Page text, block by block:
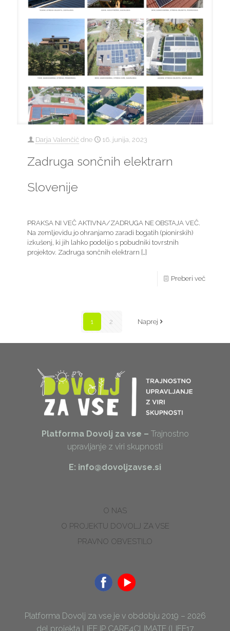
Darja Valenčič dne 16. junija, 2023
Zadruga sončnih elektrarn
Slovenije
PRAKSA NI VEČ AKTIVNA/ZADRUGA NE OBSTAJA VEČ.
Na zemljevidu jo ohranjamo zaradi bogatih (pionirskih)
izkušenj, ki jih lahko podelijo s pobudniki tovrstnih
projektov. Zadruga sončnih elektrarn […]
Preberi več
1 2 Naprej
Platforma Dovolj za vse – Trajnostno
upravljanje z viri skupnosti
E: info@dovoljzavse.si
O NAS
O PROJEKTU DOVOLJ ZA VSE
PRAVNO OBVESTILO
Platforma Dovolj za vse je v obdobju 2019 – 2026
del projekta LIFE IP CARE4CLIMATE (LIFE17